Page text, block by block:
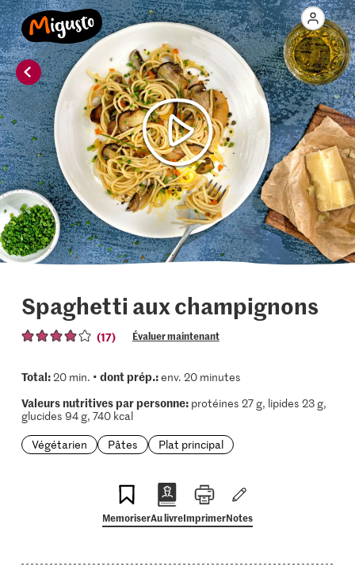
Spaghetti aux champignons
(17) Évaluer maintenant
Total:20 min. • dont prép.:env. 20 minutes
Valeurs nutritives par personne:protéines 27 g, lipides 23 g,
glucides 94 g, 740 kcal
Végétarien
Pâtes Plat principal
MemoriserAu livreImprimerNotes